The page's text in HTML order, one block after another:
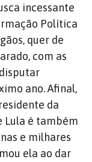
incessante
Política
quer de
com as
ano. Afinal,
da
Lula é também
e milhares
ela ao dar